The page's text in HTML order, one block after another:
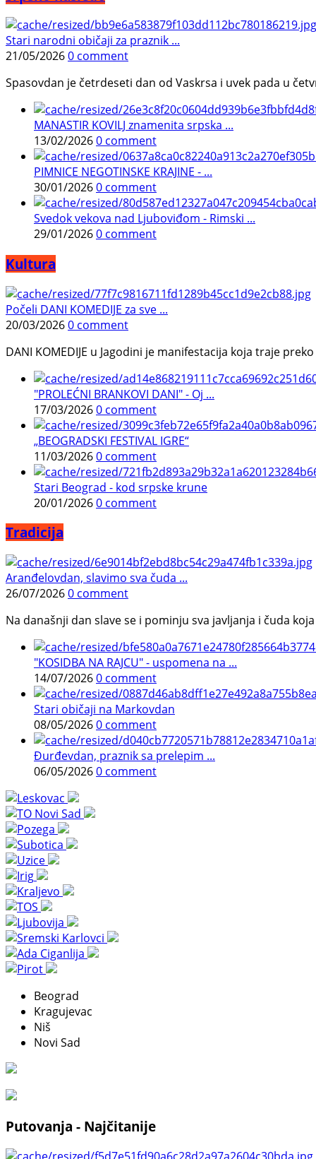
Stari narodni običaji za praznik ...
21/05/20260 comment
Spasovdan je četrdeseti dan od Vaskrsa i uvek pada u
MANASTIR KOVILJ znamenita srpska ...
13/02/20260 comment
PIMNICE NEGOTINSKE KRAJINE - ...
30/01/20260 comment
Svedok vekova nad Ljuboviđom - Rimski ...
29/01/20260 comment
Kultura
Počeli DANI KOMEDIJE za sve ...
20/03/20260 comment
DANI KOMEDIJE u Jagodini je manifestacija koja traje
"PROLEĆNI BRANKOVI DANI" - Oj ...
17/03/20260 comment
„BEOGRADSKI FESTIVAL IGRE“
11/03/20260 comment
Stari Beograd - kod srpske krune
20/01/20260 comment
Tradicija
Aranđelovdan, slavimo sva čuda ...
26/07/20260 comment
Na današnji dan slave se i pominju sva javljanja i čuda
"KOSIDBA NA RAJCU" - uspomena na ...
14/07/20260 comment
Stari običaji na Markovdan
08/05/20260 comment
Đurđevdan, praznik sa prelepim ...
06/05/20260 comment
Beograd
Kragujevac
Niš
Novi Sad
Putovanja - Najčitanije